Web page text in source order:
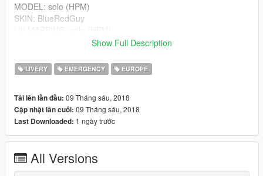
MODEL: solo (HPM)
SKIN: BlueRedGuy
LIGHTS: solo // TheLaw (HPM)
I hope you enjoy
Nutzungsbedingungen/Terms of Use
Deutsch:
§1: Mit dem Download dieses Produktes stimmen sie den
Show Full Description
LIVERY EMERGENCY EUROPE
Tải lên lần đầu: 09 Tháng sáu, 2018
Cập nhật lần cuối: 09 Tháng sáu, 2018
Last Downloaded: 1 ngày trước
All Versions